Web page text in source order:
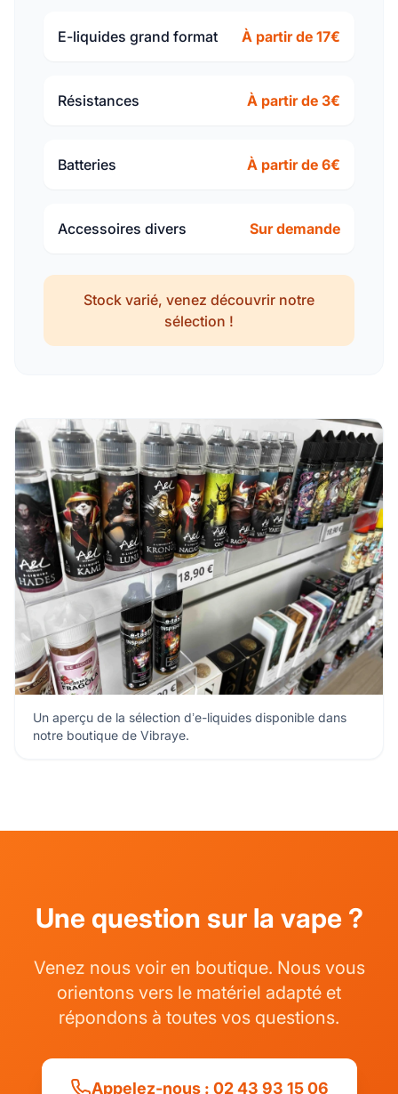
E-liquides grand format À partir de 17€
Résistances À partir de 3€
Batteries À partir de 6€
Accessoires divers Sur demande
Stock varié, venez découvrir notre
sélection !
Un aperçu de la sélection d’e-liquides disponible dans
notre boutique de Vibraye.
Une question sur la vape ?
Venez nous voir en boutique. Nous vous
orientons vers le matériel adapté et
répondons à toutes vos questions.
Appelez-nous : 02 43 93 15 06